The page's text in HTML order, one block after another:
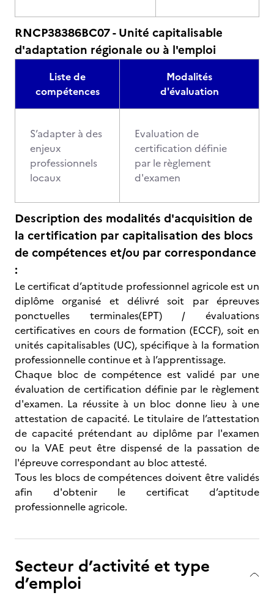
RNCP38386BC07 - Unité capitalisable
d'adaptation régionale ou à l'emploi
Liste de
compétences
Modalités
d'évaluation
S’adapter à des
enjeux
professionnels
locaux
Evaluation de
certification définie
par le règlement
d'examen
Description des modalités d'acquisition de
la certification par capitalisation des blocs
de compétences et/ou par correspondance
:
Le certificat d’aptitude professionnel agricole est un
diplôme organisé et délivré soit par épreuves
ponctuelles terminales(EPT) / évaluations
certificatives en cours de formation (ECCF), soit en
unités capitalisables (UC), spécifique à la formation
professionnelle continue et à l’apprentissage.
Chaque bloc de compétence est validé par une
évaluation de certification définie par le règlement
d'examen. La réussite à un bloc donne lieu à une
attestation de capacité. Le titulaire de l’attestation
de capacité prétendant au diplôme par l'examen
ou la VAE peut être dispensé de la passation de
l'épreuve correspondant au bloc attesté.
Tous les blocs de compétences doivent être validés
afin d'obtenir le certificat d’aptitude
professionnelle agricole.
Secteur d’activité et type
d’emploi